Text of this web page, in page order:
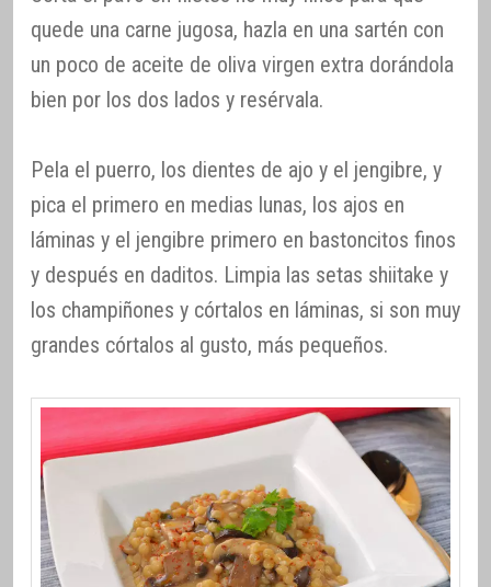
quede una carne jugosa, hazla en una sartén con
un poco de aceite de oliva virgen extra dorándola
bien por los dos lados y resérvala.
Pela el puerro, los dientes de ajo y el jengibre, y
pica el primero en medias lunas, los ajos en
láminas y el jengibre primero en bastoncitos finos
y después en daditos. Limpia las setas shiitake y
los champiñones y córtalos en láminas, si son muy
grandes córtalos al gusto, más pequeños.